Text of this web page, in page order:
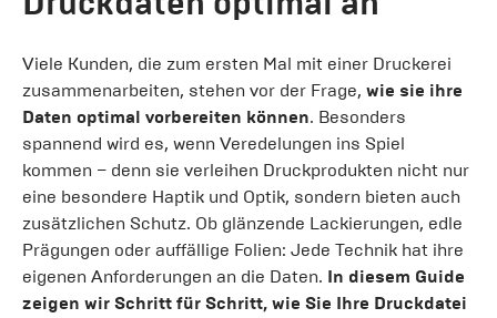
Viele Kunden, die zum ersten Mal mit einer Druckerei
zusammenarbeiten, stehen vor der Frage, wie sie ihre
Daten optimal vorbereiten können. Besonders
spannend wird es, wenn Veredelungen ins Spiel
kommen – denn sie verleihen Druckprodukten nicht nur
eine besondere Haptik und Optik, sondern bieten auch
zusätzlichen Schutz. Ob glänzende Lackierungen, edle
Prägungen oder auffällige Folien: Jede Technik hat ihre
eigenen Anforderungen an die Daten. In diesem Guide
zeigen wir Schritt für Schritt, wie Sie Ihre Druckdatei